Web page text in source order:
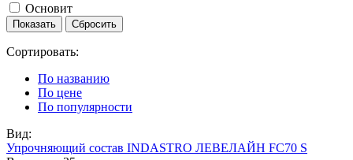
Основит
Сортировать:
По названию
По цене
По популярности
Вид:
Упрочняющий состав INDASTRO ЛЕВЕЛАЙН FC70 S